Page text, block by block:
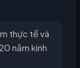
thực tế và
năm kinh